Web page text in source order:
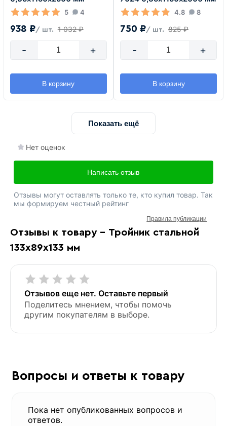
5 4
938 ₽/ шт. 1 032 ₽
- +
В корзину
4.8 8
750 ₽/ шт. 825 ₽
- +
В корзину
Показать ещё
Отзывы к товару - Тройник стальной
133х89х133 мм
Отзывов еще нет. Оставьте первый
Поделитесь мнением, чтобы помочь
другим покупателям в выборе.
Нет оценок
Написать отзыв
Отзывы могут оставлять только те, кто купил товар. Так
мы формируем честный рейтинг
Правила публикации
Вопросы и ответы к товару
Пока нет опубликованных вопросов и
ответов.